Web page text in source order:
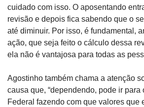
cuidado com isso. O aposentando
revisão e depois fica sabendo que o
até diminuir. Por isso, é fundamental,
ação, que seja feito o cálculo dessa
ela não é vantajosa para todas as
Agostinho também chama a atenção
causa que, “dependendo, pode ir para
Federal fazendo com que valores que